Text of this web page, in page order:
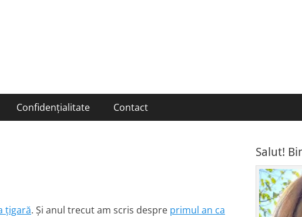
Confidențialitate Contact
țigară. Și anul trecut am scris despre primul an ca
Salut!